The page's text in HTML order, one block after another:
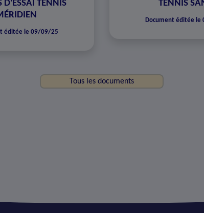
D'ESSAI TENNIS
éditée le 09/09/25
TENNIS
Document éditée le
Tous les documents